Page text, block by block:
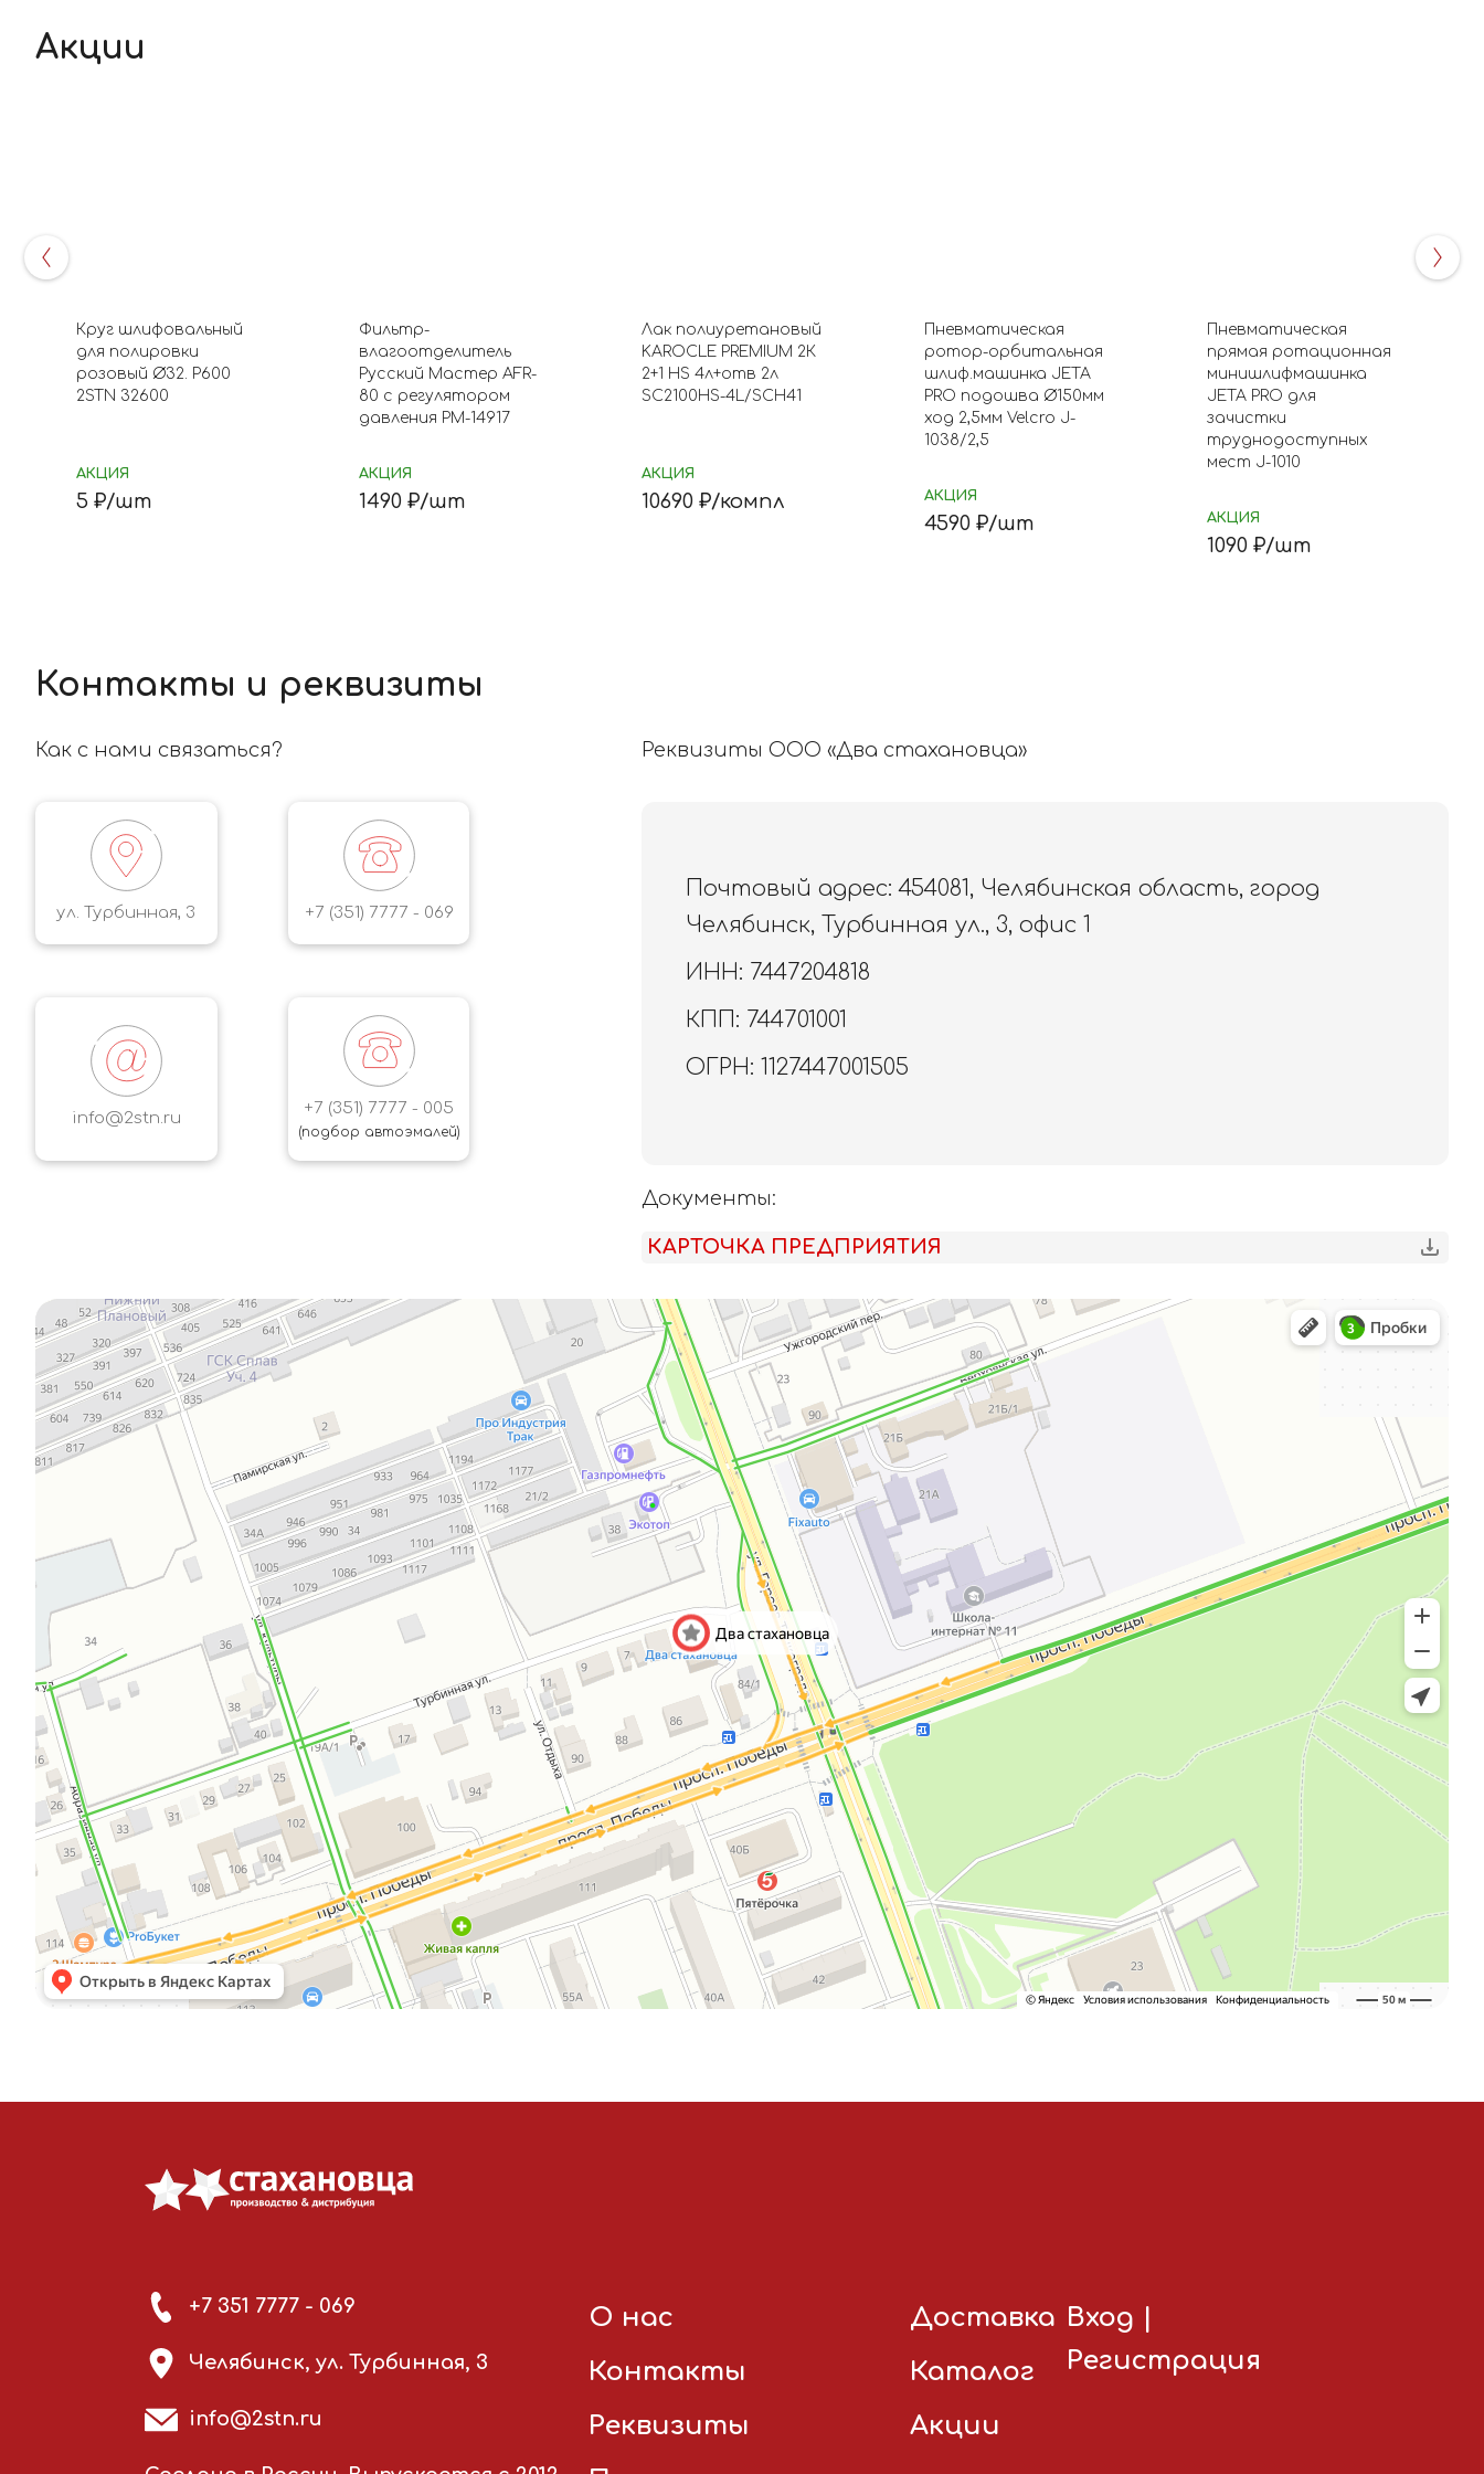
Акции
Круг шлифовальный
для полировки
розовый Ø32. P600
2STN 32600
АКЦИЯ
5 ₽/шт
Фильтр-
влагоотделитель
Русский Мастер AFR-
80 с регулятором
давления РМ-14917
АКЦИЯ
1490 ₽/шт
Лак полиуретановый
KAROCLE PREMIUM 2К
2+1 HS 4л+отв 2л
SC2100HS-4L/SCH41
АКЦИЯ
10690 ₽/компл
Пневматическая
ротор-орбитальная
шлиф.машинка JETA
PRO подошва Ø150мм
ход 2,5мм Velcro J-
1038/2,5
АКЦИЯ
4590 ₽/шт
Пневматическая
прямая ротационная
минишлифмашинка
JETA PRO для
зачистки
труднодоступных
мест J-1010
АКЦИЯ
1090 ₽/шт
Контакты и реквизиты
Как с нами связаться?
ул. Турбинная, 3 +7 (351) 7777 - 069
info@2stn.ru
+7 (351) 7777 - 005
(подбор автоэмалей)
Реквизиты ООО «Два стахановца»
Почтовый адрес: 454081, Челябинская область, город
Челябинск, Турбинная ул., 3, офис 1
ИНН: 7447204818
КПП: 744701001
ОГРН: 1127447001505
Документы:
КАРТОЧКА ПРЕДПРИЯТИЯ
+7 351 7777 - 069
Челябинск, ул. Турбинная, 3
info@2stn.ru
О нас
Контакты
Реквизиты
Доставка
Каталог
Акции
Вход
Регистрация